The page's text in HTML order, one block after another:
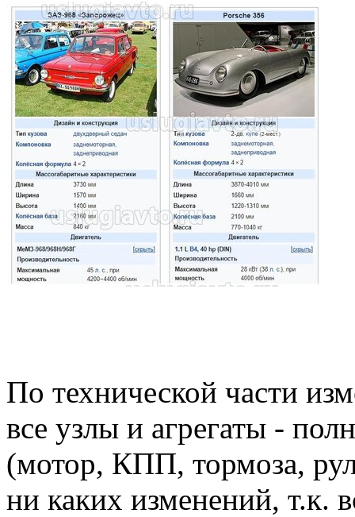
По технической части
все узлы и агрегаты -
(мотор, КПП, тормоза,
ни каких изменений, т.к.